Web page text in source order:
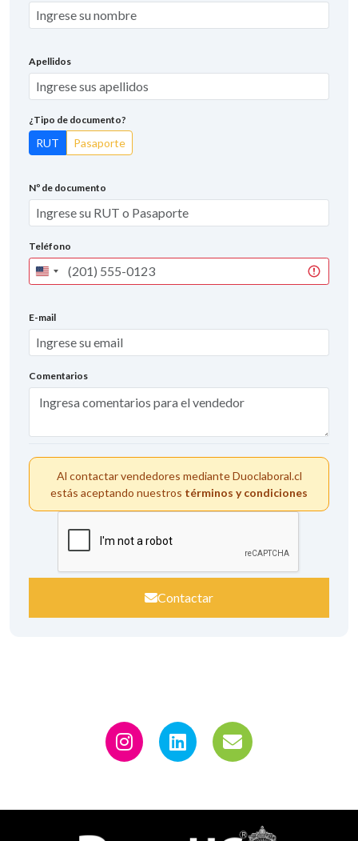
Apellidos
¿Tipo de documento?
RUT Pasaporte
Nº de documento
Teléfono
United
States
E-mail
Comentarios
Al contactar vendedores mediante Duoclaboral.cl
estás aceptando nuestros términos y condiciones
Contactar